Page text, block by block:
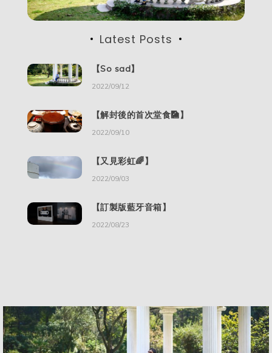
Latest Posts
【So sad】
2022/09/12
【解封後的首次堂食🎑】
2022/09/10
【又見彩虹🌈】
2022/09/03
【訂製版藍牙音箱】
2022/08/23